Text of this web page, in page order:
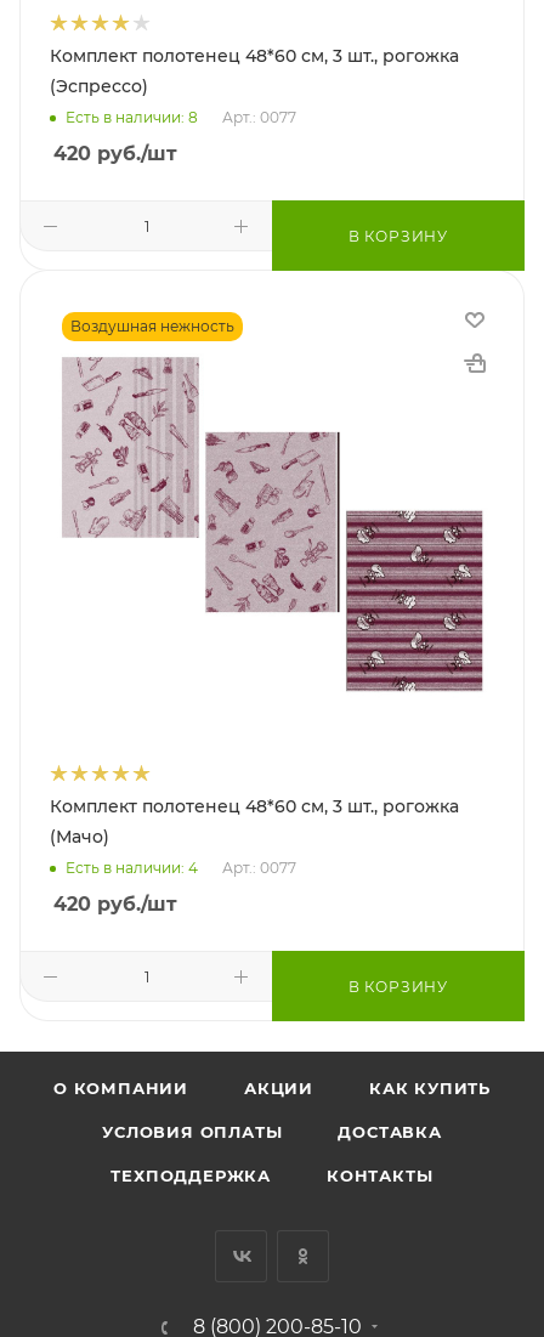
Комплект полотенец 48*60 см, 3 шт., рогожка
(Эспрессо)
Есть в наличии: 8 Арт.: 0077
420 руб./шт
В КОРЗИНУ
Воздушная нежность
Комплект полотенец 48*60 см, 3 шт., рогожка
(Мачо)
Есть в наличии: 4 Арт.: 0077
420 руб./шт
В КОРЗИНУ
О КОМПАНИИ АКЦИИ КАК КУПИТЬ
УСЛОВИЯ ОПЛАТЫ ДОСТАВКА
ТЕХПОДДЕРЖКА КОНТАКТЫ
8 (800) 200-85-10